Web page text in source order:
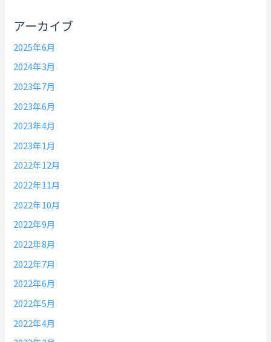
アーカイブ
2025年6月
2024年3月
2023年7月
2023年6月
2023年4月
2023年1月
2022年12月
2022年11月
2022年10月
2022年9月
2022年8月
2022年7月
2022年6月
2022年5月
2022年4月